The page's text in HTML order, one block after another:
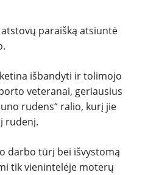
paraišką atsiuntė
išbandyti ir tolimojo
veteranai, geriausius
rudens“ ralio, kurį jie
rudenį.
darbo tūrį bei išvystomą
tik vienintelėje moterų